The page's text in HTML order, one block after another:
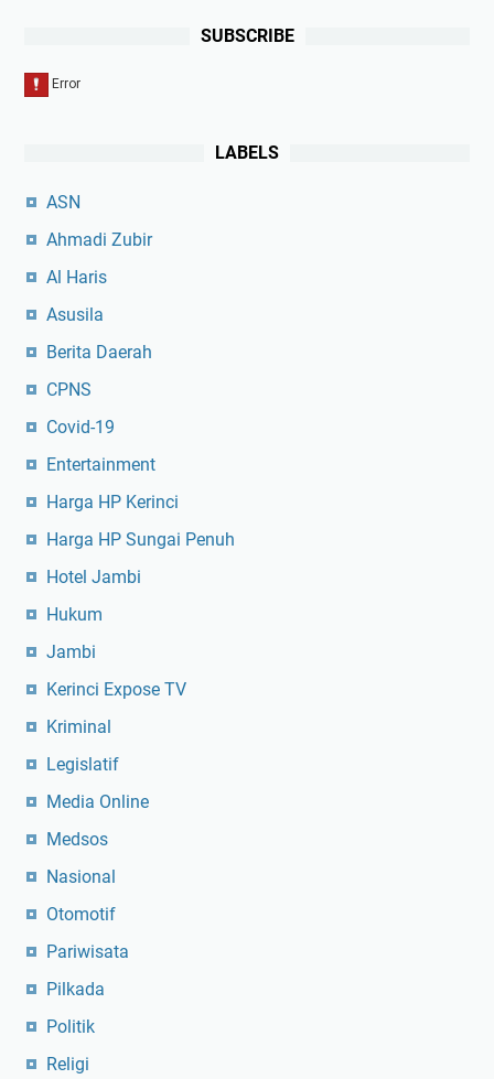
SUBSCRIBE
LABELS
ASN
Ahmadi Zubir
Al Haris
Asusila
Berita Daerah
CPNS
Covid-19
Entertainment
Harga HP Kerinci
Harga HP Sungai Penuh
Hotel Jambi
Hukum
Jambi
Kerinci Expose TV
Kriminal
Legislatif
Media Online
Medsos
Nasional
Otomotif
Pariwisata
Pilkada
Politik
Religi